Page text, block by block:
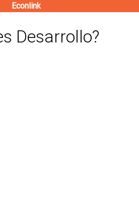
Econlink
es Desarrollo?